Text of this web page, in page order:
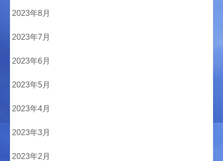
2023年8月
2023年7月
2023年6月
2023年5月
2023年4月
2023年3月
2023年2月